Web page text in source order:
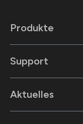
Produkte
Support
Aktuelles